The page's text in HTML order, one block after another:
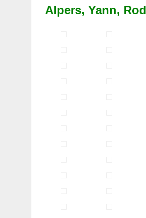
Alpers, Yann,